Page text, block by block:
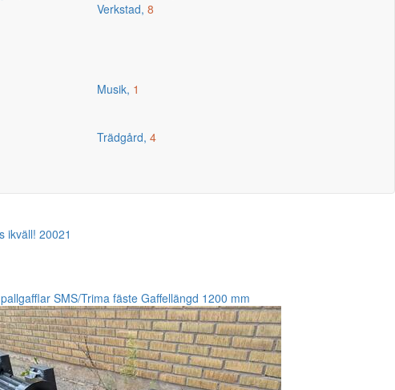
Verkstad, 8
Musik, 1
Trädgård, 4
ikväll! 20021
SMS/Trima fäste Gaffellängd 1200 mm